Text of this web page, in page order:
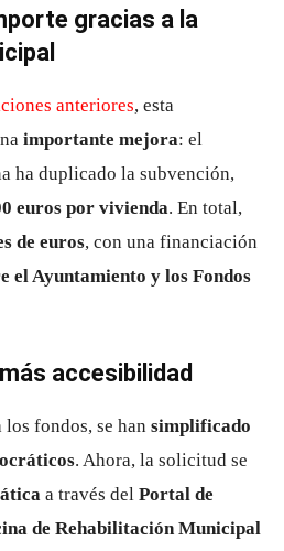
gracias a la
anteriores, esta
importante mejora: el
ha duplicado la subvención,
euros por vivienda. En total,
de euros, con una financiación
el Ayuntamiento y los Fondos
accesibilidad
fondos, se han simplificado
. Ahora, la solicitud se
a través del Portal de
de Rehabilitación Municipal